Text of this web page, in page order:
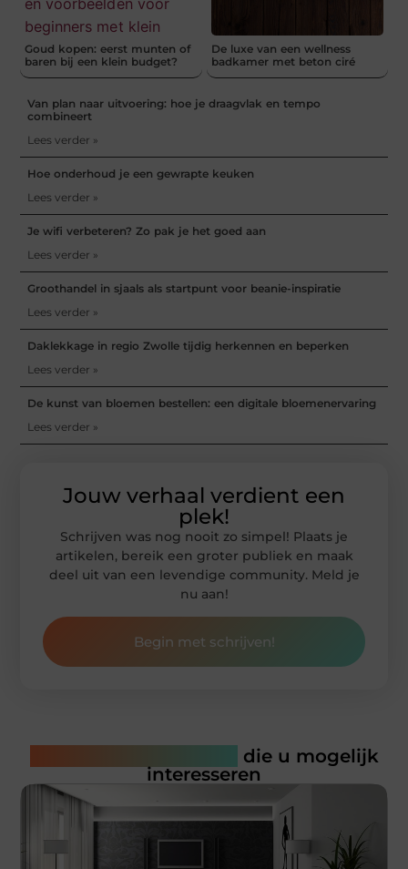
Goud kopen: eerst munten of
baren bij een klein budget?
De luxe van een wellness
badkamer met beton ciré
Van plan naar uitvoering: hoe je draagvlak en tempo
combineert
Lees verder »
Hoe onderhoud je een gewrapte keuken
Lees verder »
Je wifi verbeteren? Zo pak je het goed aan
Lees verder »
Groothandel in sjaals als startpunt voor beanie-inspiratie
Lees verder »
Daklekkage in regio Zwolle tijdig herkennen en beperken
Lees verder »
De kunst van bloemen bestellen: een digitale bloemenervaring
Lees verder »
Jouw verhaal verdient een
plek!
Schrijven was nog nooit zo simpel! Plaats je
artikelen, bereik een groter publiek en maak
deel uit van een levendige community. Meld je
nu aan!
Begin met schrijven!
die u mogelijk
interesseren